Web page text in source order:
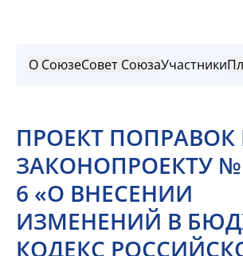
О СоюзеСовет СоюзаУчастники
ПРОЕКТ ПОПРАВОК
ЗАКОНОПРОЕКТУ №
6 «О ВНЕСЕНИИ
ИЗМЕНЕНИЙ В
КОДЕКС